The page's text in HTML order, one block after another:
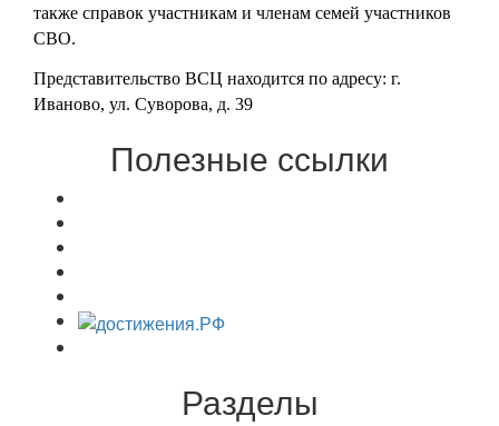
также справок участникам и членам семей участников
СВО.
Представительство ВСЦ находится по адресу: г.
Иваново, ул. Суворова, д. 39
Полезные ссылки
Разделы